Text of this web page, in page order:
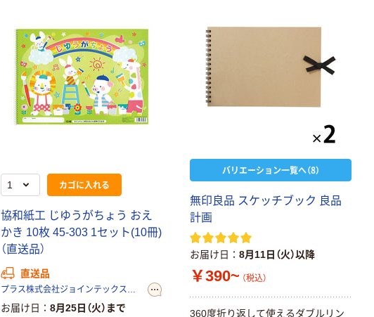
カゴに入れる
協和紙工 じゆうがちょう おえ
かき 10枚 45-303 1セット(10冊)
（直送品）
直送品
お届け日 8月25日（火）まで
バリエーション一覧へ（8）
無印良品 スケッチブック 良品
計画
お届け日 8月11日（火）以降
￥390~ （税込）
360度折り返して使えるダブルリン